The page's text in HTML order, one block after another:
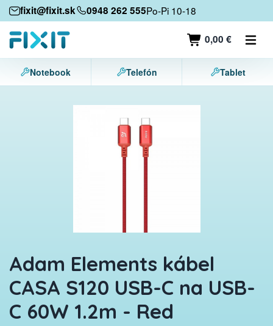
fixit@fixit.sk 0948 262 555Po-Pi 10-18
0,00 €
Mobilné zariadenia
Mobilné telefóny
Tablety
Notebook Telefón Tablet
Adam Elements kábel
CASA S120 USB-C na USB-
C 60W 1.2m - Red